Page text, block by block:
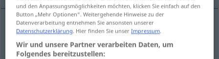
vekja aufwecken
und den Anpassungsmöglichkeiten möchten, klicken Sie einfach auf den
Button „Mehr Optionen“. Weitergehende Hinweise zu der
Datenverarbeitung entnehmen Sie ansonsten unserer
Datenschutzerklärung. Hier finden Sie unserImpressum.
Wir und unsere Partner verarbeiten Daten, um
Folgendes bereitzustellen: